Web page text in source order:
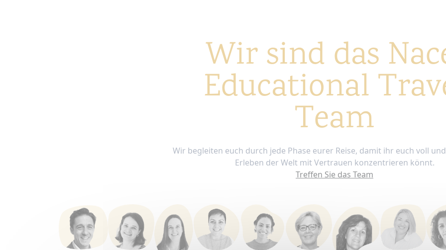
Wir sind das
Educational
Team
Wir begleiten euch durch jede Phase eurer Reise, damit ihr euch voll
Erleben der Welt mit Vertrauen konzentrieren könnt.
Treffen Sie das Team